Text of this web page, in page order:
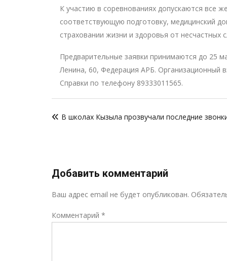
К участию в соревнованиях допускаются
соответствующую подготовку, медицинский
страховании жизни и здоровья от несчастных
Предварительные заявки принимаются до 25
Ленина, 60, Федерация АРБ. Организационный
Справки по телефону 89333011565.
поВ школах Кызыла прозвучали последние
Добавить комментарий
Ваш адрес email не будет опубликован.
Комментарий *